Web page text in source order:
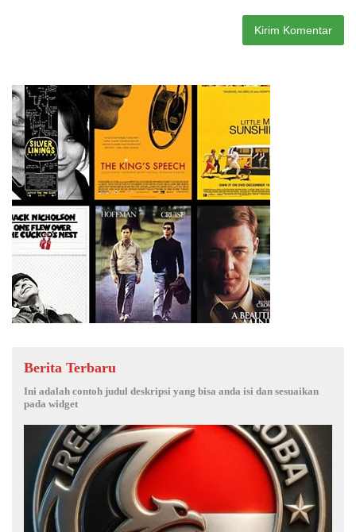
Berita Terbaru
Ini adalah contoh judul deskripsi yang bisa anda isi dan sesuaikan
pada widget